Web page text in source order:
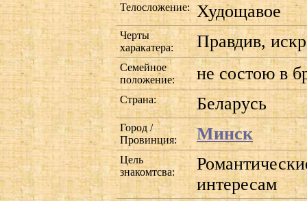
Телосложение: Худощавое
Черты
харакатера:
Правдив,
Семейное
положение:
не состою в
Страна: Беларусь
Город /
Провинция:
Минск
Цель
знакомтсва:
интересам